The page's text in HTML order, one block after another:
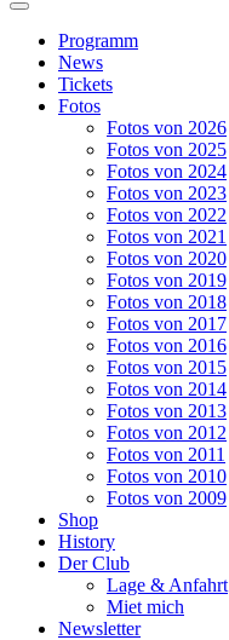
Programm
News
Tickets
Fotos
Fotos von 2026
Fotos von 2025
Fotos von 2024
Fotos von 2023
Fotos von 2022
Fotos von 2021
Fotos von 2020
Fotos von 2019
Fotos von 2018
Fotos von 2017
Fotos von 2016
Fotos von 2015
Fotos von 2014
Fotos von 2013
Fotos von 2012
Fotos von 2011
Fotos von 2010
Fotos von 2009
Shop
History
Der Club
Lage & Anfahrt
Miet mich
Newsletter